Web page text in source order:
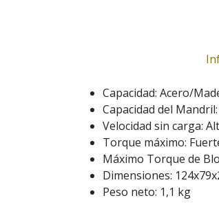
Capacidad: Acero/
Capacidad del
Velocidad sin carga:
Torque máximo:
Máximo Torque de
Dimensiones:
Peso neto: 1,1 kg